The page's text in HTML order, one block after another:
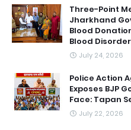
Three-Point
Jharkhand
Blood
Blood
July 24, 2026
Police Action
Exposes BJP
Face: Tapan
July 22, 2026